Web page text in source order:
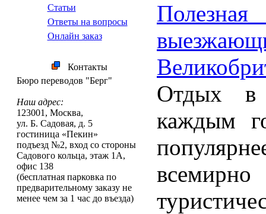
Статьи
Ответы на вопросы
Онлайн заказ
Контакты
Бюро переводов "Берг"
Наш адрес:
123001 , Москва,
ул. Б. Садовая, д. 5
гостиница «Пекин»
подъезд №2, вход со стороны
Садового кольца, этаж 1А,
офис 138
(бесплатная парковка по
предварительному заказу не
менее чем за 1 час до въезда)
Отдых в
каждым